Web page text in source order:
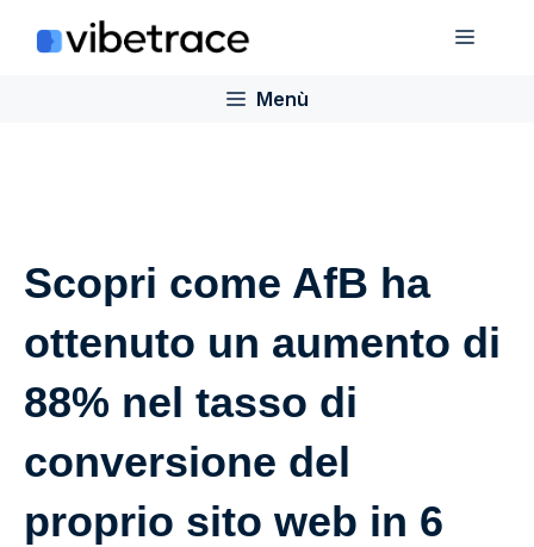
Menù
Menù
Scopri come AfB ha
ottenuto un aumento di
88% nel tasso di
conversione del
proprio sito web in 6